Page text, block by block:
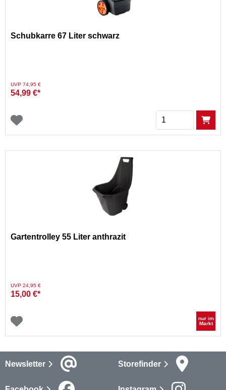
Schubkarre 67 Liter schwarz
Preis reduziert von
UVP 74,95 €auf
54,99 €*
Menge
Gartentrolley 55 Liter anthrazit
Preis reduziert von
UVP 24,95 €auf
15,00 €*
nur im
Markt
Newsletter Storefinder